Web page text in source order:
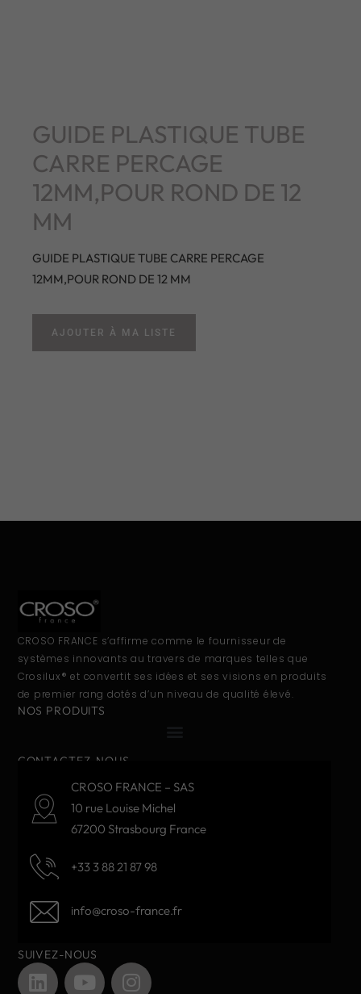
GUIDE PLASTIQUE TUBE
CARRE PERCAGE
12MM,POUR ROND DE 12
MM
GUIDE PLASTIQUE TUBE CARRE PERCAGE
12MM,POUR ROND DE 12 MM
AJOUTER À MA LISTE
CROSO FRANCE s’affirme comme le fournisseur de
systèmes innovants au travers de marques telles que
Crosilux® et convertit ses idées et ses visions en produits
de premier rang dotés d’un niveau de qualité élevé.
NOS PRODUITS
CONTACTEZ-NOUS
CROSO FRANCE – SAS
10 rue Louise Michel
67200 Strasbourg France
+33 3 88 21 87 98
info@croso-france.fr
SUIVEZ-NOUS